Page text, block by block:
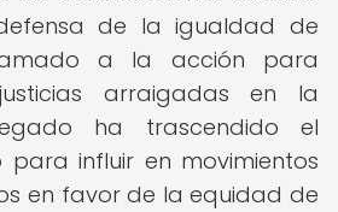
de la igualdad de
a la acción para
arraigadas en la
ha trascendido el
influir en movimientos
en favor de la equidad de